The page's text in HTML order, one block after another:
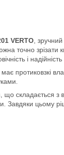
VERTO ,
точно зрізати
і
протиковзкі
складається з
Завдяки цьому